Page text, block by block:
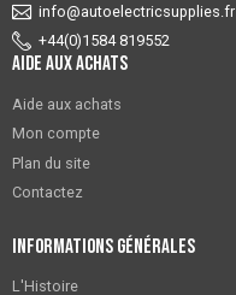
info@autoelectricsupplies.fr
+44(0)1584 819552
Aide aux achats
Aide aux achats
Mon compte
Plan du site
Contactez
Informations générales
L'Histoire